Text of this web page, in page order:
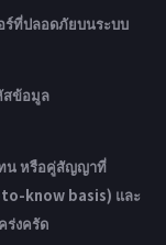
ร์ที่ปลอดภัยบนระบบ
สข้อมูล
ทน หรือคู่สัญญาที่
to-know basis) และ
ร่งครัด